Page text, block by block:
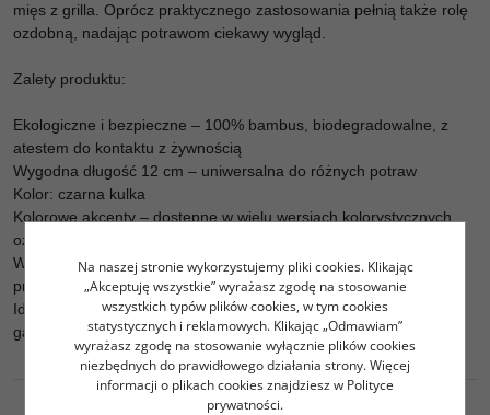
mięs z grilla. Oprócz praktycznego zastosowania pełnią także rolę
ozdobną, nadając potrawom ciekawy wygląd.
Zalety produktu:
Ekologiczne i bezpieczne – 100% bambus, biodegradowalne, z
atestem do kontaktu z żywnością
Wygodna długość 12 cm – uniwersalna do różnych potraw
Kolor: czarna kulka
Kolorowe akcenty – dostępne w wielu wersjach kolorystycznych,
ożywiają podanie dań
Wytrzymałe i odporne na wilgoć – zachowują kształt i estetykę
przez cały czas podania
Idealne na imprezy i catering – świetne do domowych przyjęć, w
gastronomii i na eventach
Na naszej stronie wykorzystujemy pliki cookies. Klikając
„Akceptuję wszystkie” wyrażasz zgodę na stosowanie
wszystkich typów plików cookies, w tym cookies
statystycznych i reklamowych. Klikając „Odmawiam”
wyrażasz zgodę na stosowanie wyłącznie plików cookies
niezbędnych do prawidłowego działania strony. Więcej
informacji o plikach cookies znajdziesz w Polityce
prywatności.